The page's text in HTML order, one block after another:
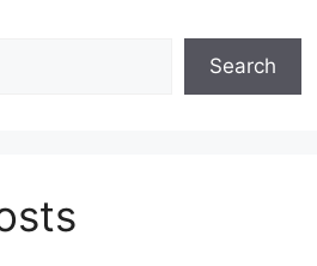
Search